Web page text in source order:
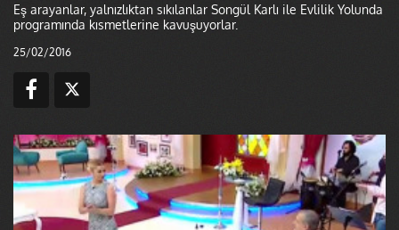
Eş arayanlar, yalnızlıktan sıkılanlar Songül Karlı ile Evlilik Yolunda
programında kısmetlerine kavuşuyorlar.
25/02/2016